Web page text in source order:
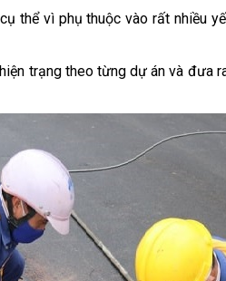
thể vì phụ thuộc vào rất nhiều
trạng theo từng dự án và đưa